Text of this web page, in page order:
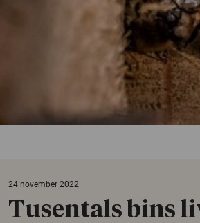
24 november 2022
Tusentals bins